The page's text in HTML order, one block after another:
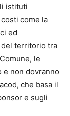
istituti
come la
ed
del territorio tra
le
e non dovranno
che basa il
e sugli